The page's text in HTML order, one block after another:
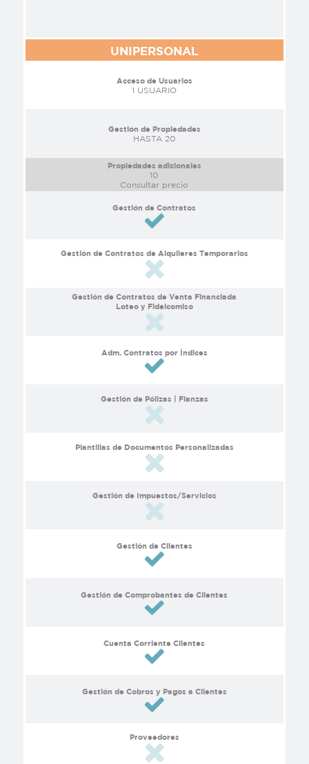
UNIPERSONAL
Acceso de Usuarios
1 USUARIO
Gestión de Propiedades
HASTA 20
Propiedades adicionales
10
Consultar precio
Gestión de Contratos
Gestión de Contratos de Alquileres Temporarios
Gestión de Contratos de Venta Financiada
Loteo y Fideicomiso
Adm. Contratos por Índices
Gestión de Pólizas | Fianzas
Plantillas de Documentos Personalizadas
Gestión de Impuestos/Servicios
Gestión de Clientes
Gestión de Comprobantes de Clientes
Cuenta Corriente Clientes
Gestión de Cobros y Pagos a Clientes
Proveedores